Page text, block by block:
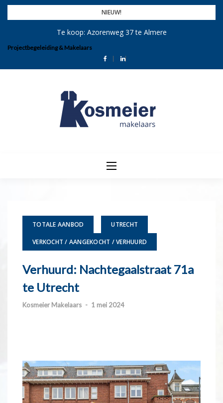
Skip
NIEUW!
Te koop: Azorenweg 37 te Almere
Projectbegeleiding & Makelaars
TOTALE AANBOD UTRECHT
VERKOCHT / AANGEKOCHT / VERHUURD
Verhuurd: Nachtegaalstraat 71a
te Utrecht
Kosmeier Makelaars - 1 mei 2024